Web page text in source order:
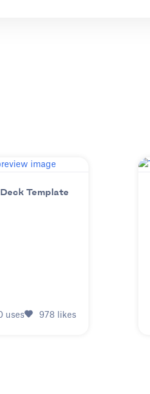
Template
uses 978 likes